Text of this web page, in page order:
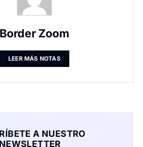
Border Zoom
LEER MÁS NOTAS
A NUESTRO
NEWSLETTER